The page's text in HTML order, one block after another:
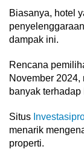
Biasanya, hotel
dampak ini.
Rencana
November
banyak terhadap
Situs
menarik
properti.